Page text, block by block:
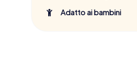
Adatto ai bambini